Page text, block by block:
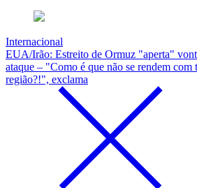
Internacional
EUA/Irão: Estreito de Ormuz "aperta"
ataque – "Como é que não se rendem com
região?!", exclama